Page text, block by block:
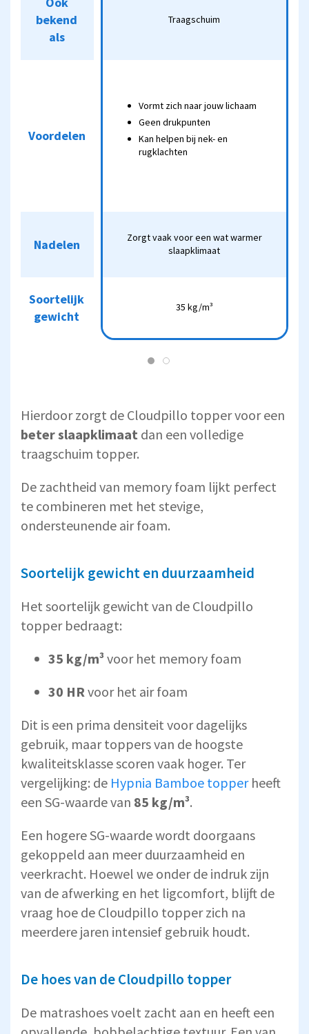
bekend
Traagschuim
Voordelen
lichaam
Geen
drukpunten
Kan helpen
ondersteunend
Nadelen
een wat warmer
Wat minder zacht en
Soortelijk
gewicht
Traagschuim
Vormt zich naar jouw lichaam
Geen drukpunten
Kan helpen bij nek- en
rugklachten
Zorgt vaak voor een wat warmer
slaapklimaat
35 kg/m³
bekend
als
Voordelen
Nadelen
Soortelijk
gewicht
Hierdoor zorgt de Cloudpillo topper voor een
beter slaapklimaat dan een volledige
traagschuim topper.
De zachtheid van memory foam lijkt perfect
te combineren met het stevige,
ondersteunende air foam.
Soortelijk gewicht en duurzaamheid
Het soortelijk gewicht van de Cloudpillo
topper bedraagt:
35 kg/m³ voor het memory foam
30 HR voor het air foam
Dit is een prima densiteit voor dagelijks
gebruik, maar toppers van de hoogste
kwaliteitsklasse scoren vaak hoger. Ter
vergelijking: de Hypnia Bamboe topperheeft
een SG-waarde van 85 kg/m³.
Een hogere SG-waarde wordt doorgaans
gekoppeld aan meer duurzaamheid en
veerkracht. Hoewel we onder de indruk zijn
van de afwerking en het ligcomfort, blijft de
vraag hoe de Cloudpillo topper zich na
meerdere jaren intensief gebruik houdt.
De hoes van de Cloudpillo topper
De matrashoes voelt zacht aan en heeft een